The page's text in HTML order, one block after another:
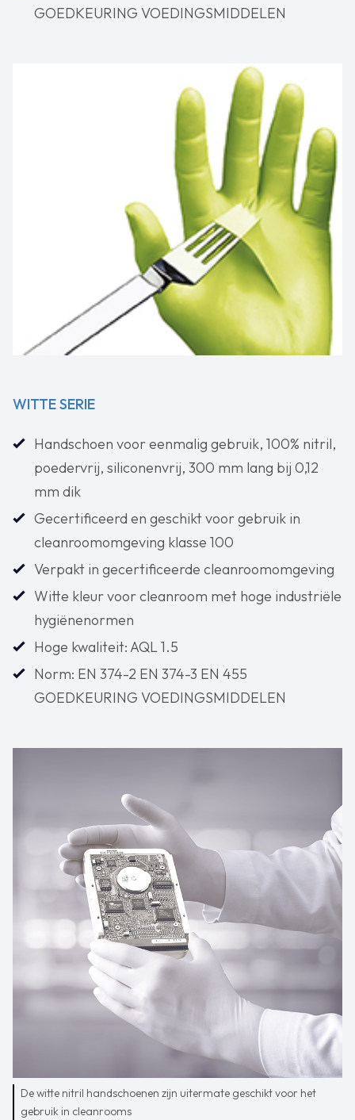
GOEDKEURING VOEDINGSMIDDELEN
WITTE SERIE
Handschoen voor eenmalig gebruik, 100% nitril,
poedervrij, siliconenvrij, 300 mm lang bij 0,12
mm dik
Gecertificeerd en geschikt voor gebruik in
cleanroomomgeving klasse 100
Verpakt in gecertificeerde cleanroomomgeving
Witte kleur voor cleanroom met hoge industriële
hygiënenormen
Hoge kwaliteit: AQL 1.5
Norm: EN 374-2 EN 374-3 EN 455
GOEDKEURING VOEDINGSMIDDELEN
De witte nitril handschoenen zijn uitermate geschikt voor het
gebruik in cleanrooms